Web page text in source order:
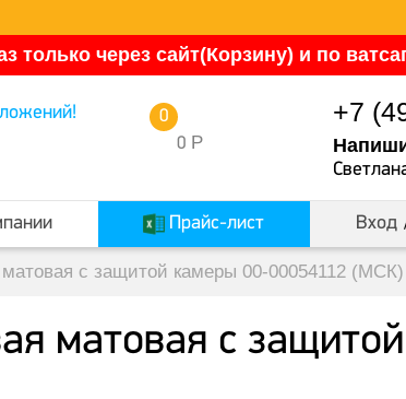
через сайт(Корзину) и по
0 Р
0 +7
Прайс-лист Вход
с защитой камеры 00-00054112
матовая с